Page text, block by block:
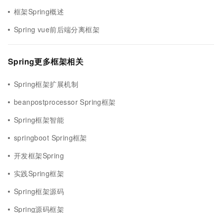
框架Spring概述
Spring vue前后端分离框架
Spring更多框架相关
Spring框架扩展机制
beanpostprocessor Spring框架
Spring框架智能
springboot Spring框架
开发框架Spring
实践Spring框架
Spring框架源码
Spring源码框架